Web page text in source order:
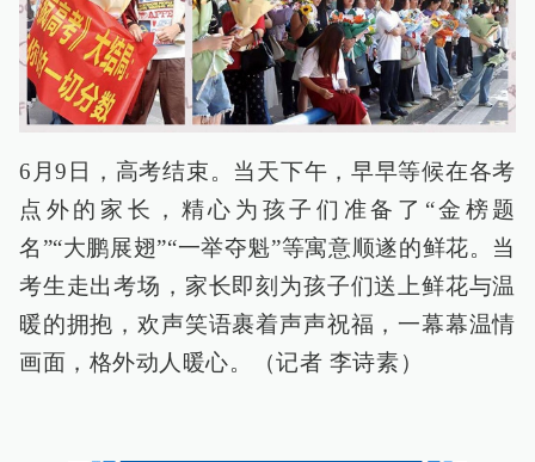
6月9日，高考结束。当天下午，早早等候在各考
点外的家长，精心为孩子们准备了“金榜题
名”“大鹏展翅”“一举夺魁”等寓意顺遂的鲜花。当
考生走出考场，家长即刻为孩子们送上鲜花与温
暖的拥抱，欢声笑语裹着声声祝福，一幕幕温情
画面，格外动人暖心。（记者 李诗素）